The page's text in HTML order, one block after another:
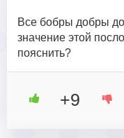
Все бобры добры
значение этой
пояснить?
+9